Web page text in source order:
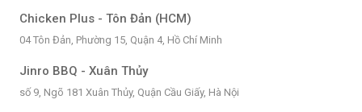
Chicken Plus - Tôn Đản (HCM)
04 Tôn Đản, Phường 15, Quận 4, Hồ Chí Minh
Jinro BBQ - Xuân Thủy
số 9, Ngõ 181 Xuân Thủy, Quận Cầu Giấy, Hà Nội